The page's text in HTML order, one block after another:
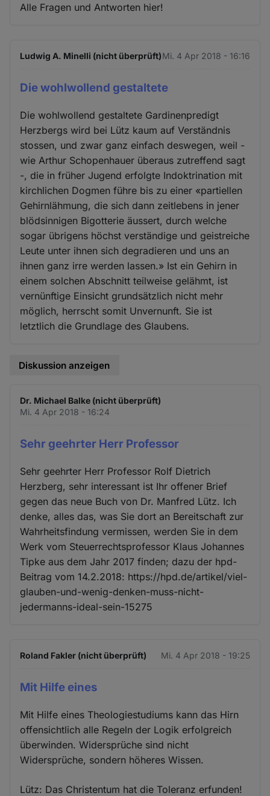
Alle Fragen und Antworten hier!
Ludwig A. Minelli (nicht überprüft)Mi. 4 Apr 2018 - 16:16
Die wohlwollend gestaltete
Die wohlwollend gestaltete Gardinenpredigt
Herzbergs wird bei Lütz kaum auf Verständnis
stossen, und zwar ganz einfach deswegen, weil -
wie Arthur Schopenhauer überaus zutreffend sagt
-, die in früher Jugend erfolgte Indoktrination mit
kirchlichen Dogmen führe bis zu einer «partiellen
Gehirnlähmung, die sich dann zeitlebens in jener
blödsinnigen Bigotterie äussert, durch welche
sogar übrigens höchst verständige und geistreiche
Leute unter ihnen sich degradieren und uns an
ihnen ganz irre werden lassen.» Ist ein Gehirn in
einem solchen Abschnitt teilweise gelähmt, ist
vernünftige Einsicht grundsätzlich nicht mehr
möglich, herrscht somit Unvernunft. Sie ist
letztlich die Grundlage des Glaubens.
Diskussion anzeigen
Dr. Michael Balke (nicht überprüft)
Mi. 4 Apr 2018 - 16:24
Sehr geehrter Herr Professor
Sehr geehrter Herr Professor Rolf Dietrich
Herzberg, sehr interessant ist Ihr offener Brief
gegen das neue Buch von Dr. Manfred Lütz. Ich
denke, alles das, was Sie dort an Bereitschaft zur
Wahrheitsfindung vermissen, werden Sie in dem
Werk vom Steuerrechtsprofessor Klaus Johannes
Tipke aus dem Jahr 2017 finden; dazu der hpd-
Beitrag vom 14.2.2018: https://hpd.de/artikel/viel-
glauben-und-wenig-denken-muss-nicht-
jedermanns-ideal-sein-15275
Roland Fakler (nicht überprüft) Mi. 4 Apr 2018 - 19:25
Mit Hilfe eines
Mit Hilfe eines Theologiestudiums kann das Hirn
offensichtlich alle Regeln der Logik erfolgreich
überwinden. Widersprüche sind nicht
Widersprüche, sondern höheres Wissen.
Lütz: Das Christentum hat die Toleranz erfunden!